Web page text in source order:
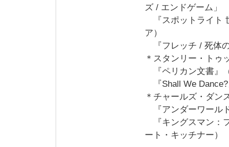
ズ / エンドゲーム」
『スポットライト
ア）
『フレッチ / 死体
＊スタンリー・トゥ
『ペリカン文書』
『Shall We
＊チャールズ・ダン
『アンダーワール
『キングスマン：
ート・キッチナー）